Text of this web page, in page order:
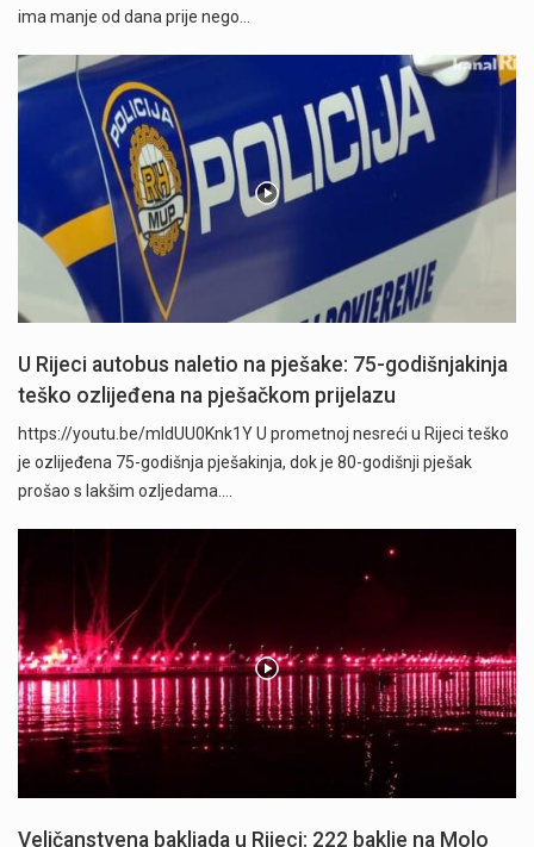
ima manje od dana prije nego…
U Rijeci autobus naletio na pješake: 75-godišnjakinja
teško ozlijeđena na pješačkom prijelazu
https://youtu.be/mldUU0Knk1Y U prometnoj nesreći u Rijeci teško
je ozlijeđena 75-godišnja pješakinja, dok je 80-godišnji pješak
prošao s lakšim ozljedama.…
Veličanstvena bakljada u Rijeci: 222 baklje na Molo